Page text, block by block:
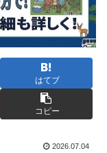
はてブ
コピー
2026.07.04